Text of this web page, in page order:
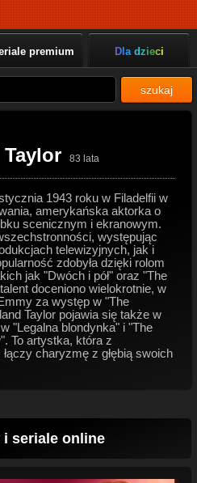
premium Dla dzieci
szukaj
83 lata
1943 roku w Filadelfii w
amerykańska aktorka o
scenicznym i ekranowym.
występując
telewizyjnych, jak i
zdobyła dzięki rolom
jak "Dwóch i pół" oraz "The
doceniono wielokrotnie, w
za występ w "The
Taylor pojawia się także w
"Legalna blondynka" i "The
To artystka, która z
charyzmę z głębią swoich
i seriale online